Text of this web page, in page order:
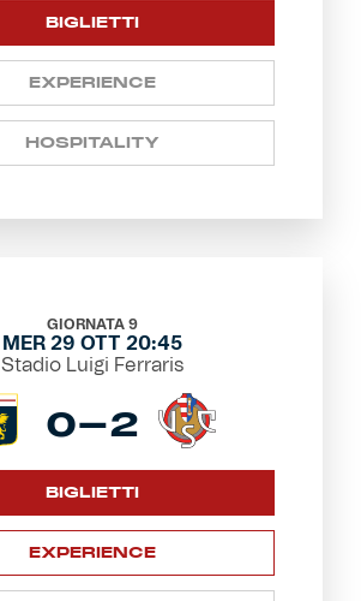
BIGLIETTI
EXPERIENCE
HOSPITALITY
GIORNATA 9
MER 29 OTT 20:45
Stadio Luigi Ferraris
0-2
BIGLIETTI
EXPERIENCE